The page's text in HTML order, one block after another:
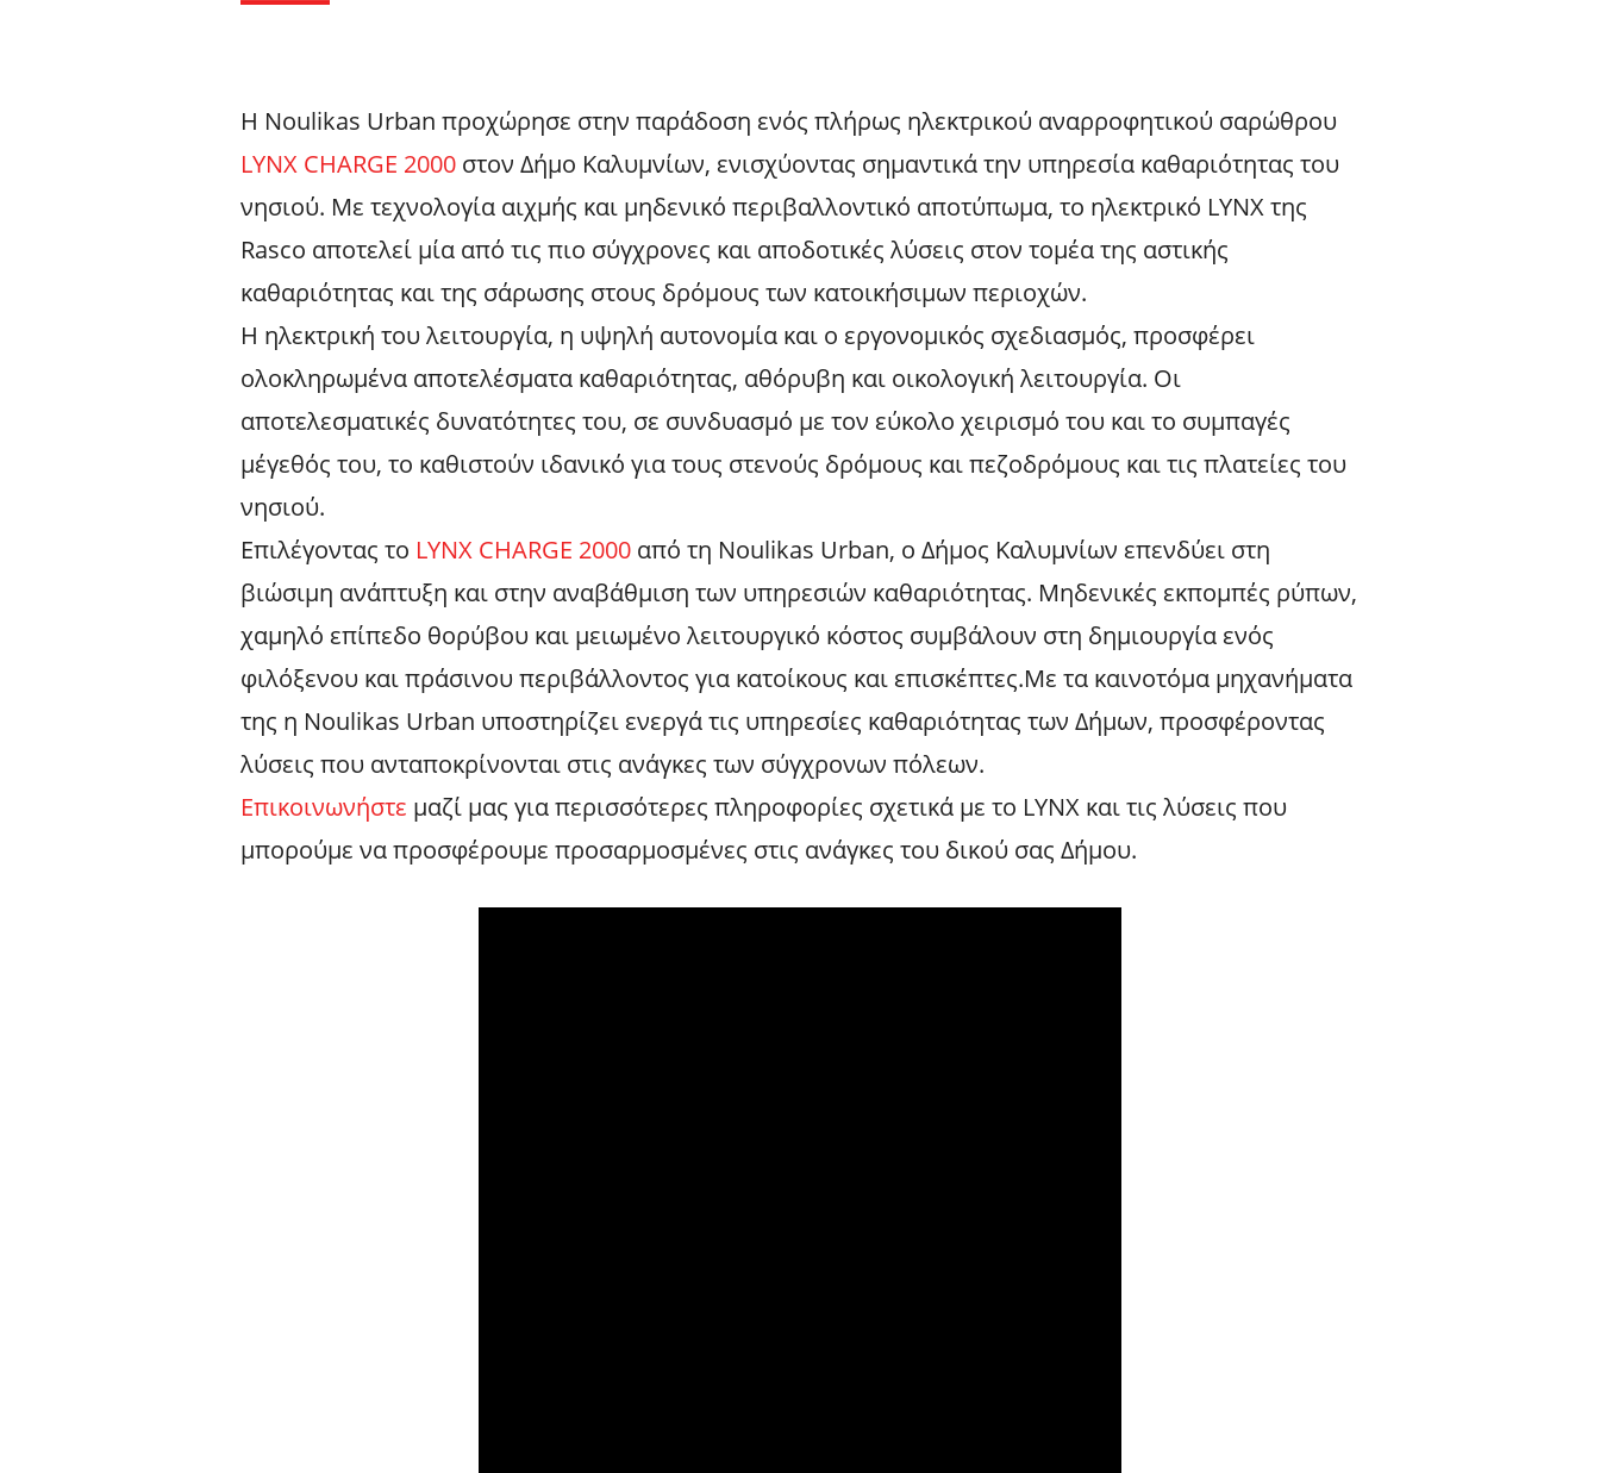
Η Noulikas Urban προχώρησε στην παράδοση ενός πλήρως ηλεκτρικού αναρροφητικού σαρώθρου
LYNX CHARGE 2000 στον Δήμο Καλυμνίων, ενισχύοντας σημαντικά την υπηρεσία καθαριότητας του
νησιού. Με τεχνολογία αιχμής και μηδενικό περιβαλλοντικό αποτύπωμα, το ηλεκτρικό LYNX της
Rasco αποτελεί μία από τις πιο σύγχρονες και αποδοτικές λύσεις στον τομέα της αστικής
καθαριότητας και της σάρωσης στους δρόμους των κατοικήσιμων περιοχών.
Η ηλεκτρική του λειτουργία, η υψηλή αυτονομία και ο εργονομικός σχεδιασμός, προσφέρει
ολοκληρωμένα αποτελέσματα καθαριότητας, αθόρυβη και οικολογική λειτουργία. Οι
αποτελεσματικές δυνατότητες του, σε συνδυασμό με τον εύκολο χειρισμό του και το συμπαγές
μέγεθός του, το καθιστούν ιδανικό για τους στενούς δρόμους και πεζοδρόμους και τις πλατείες του
νησιού.
Επιλέγοντας το LYNX CHARGE 2000 από τη Noulikas Urban, ο Δήμος Καλυμνίων επενδύει στη
βιώσιμη ανάπτυξη και στην αναβάθμιση των υπηρεσιών καθαριότητας. Μηδενικές εκπομπές ρύπων,
χαμηλό επίπεδο θορύβου και μειωμένο λειτουργικό κόστος συμβάλουν στη δημιουργία ενός
φιλόξενου και πράσινου περιβάλλοντος για κατοίκους και επισκέπτες.Με τα καινοτόμα μηχανήματα
της η Noulikas Urban υποστηρίζει ενεργά τις υπηρεσίες καθαριότητας των Δήμων, προσφέροντας
λύσεις που ανταποκρίνονται στις ανάγκες των σύγχρονων πόλεων.
Επικοινωνήστε μαζί μας για περισσότερες πληροφορίες σχετικά με το LYNX και τις λύσεις που
μπορούμε να προσφέρουμε προσαρμοσμένες στις ανάγκες του δικού σας Δήμου.